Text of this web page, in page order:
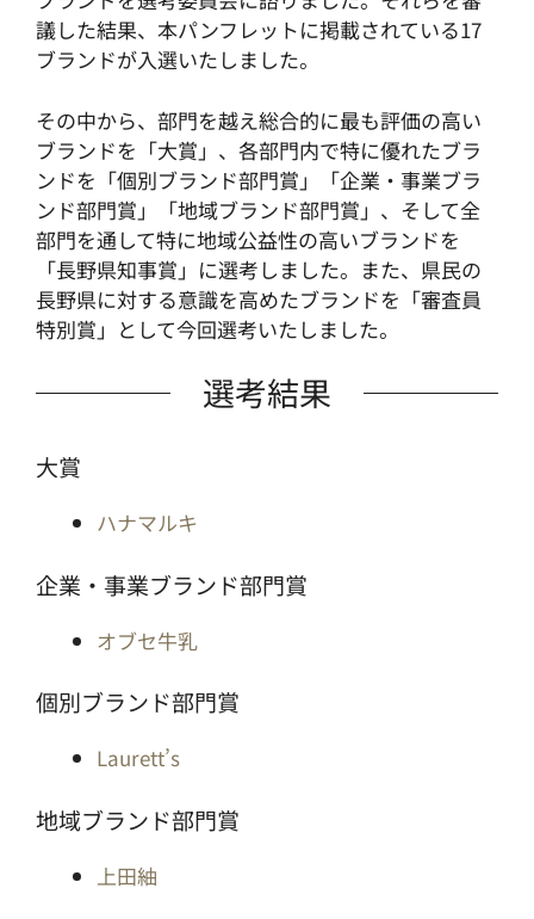
議した結果、本パンフレットに掲載されている17
ブランドが入選いたしました。
その中から、部門を越え総合的に最も評価の高い
ブランドを「大賞」、各部門内で特に優れたブラ
ンドを「個別ブランド部門賞」「企業・事業ブラ
ンド部門賞」「地域ブランド部門賞」、そして全
部門を通して特に地域公益性の高いブランドを
「長野県知事賞」に選考しました。また、県民の
長野県に対する意識を高めたブランドを「審査員
特別賞」として今回選考いたしました。
選考結果
大賞
ハナマルキ
企業・事業ブランド部門賞
オブセ牛乳
個別ブランド部門賞
Laurett’s
地域ブランド部門賞
上田紬